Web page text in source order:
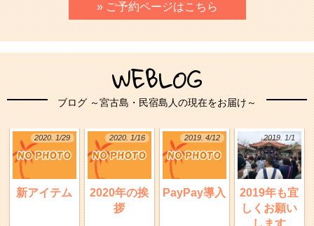
» ご予約ページはこちら
WEBLOG
ブログ ～宮古島・民宿島人の現在をお届け～
2020. 1/29
新アイテム
2020. 1/16
2020年の挨
拶
2019. 4/12
PayPay導入
2019. 1/1
2019年も宜
しくお願い